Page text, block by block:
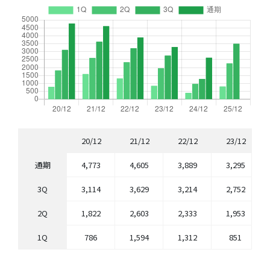
通期
3Q
2Q
1Q
20/12
4,773
3,114
1,822
786
21/12
4,605
3,629
2,603
1,594
22/12
3,889
3,214
2,333
1,312
23/12
3,295
2,752
1,953
851